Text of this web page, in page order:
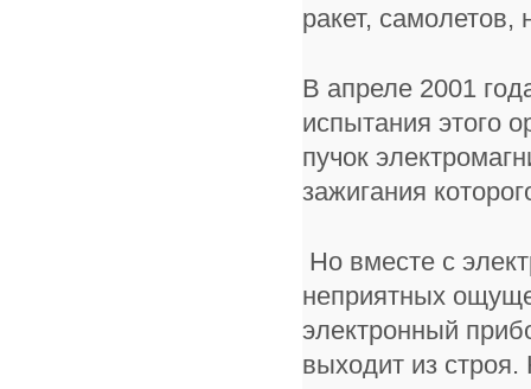
ракет, самолетов,
В апреле 2001
испытания этого
пучок
зажигания
Но вместе с
неприятных
электронный
выходит из